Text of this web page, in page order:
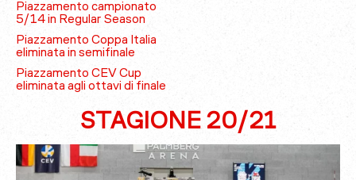
Piazzamento campionato
5/14 in Regular Season
Piazzamento Coppa Italia
eliminata in semifinale
Piazzamento CEV Cup
eliminata agli ottavi di finale
STAGIONE 20/21